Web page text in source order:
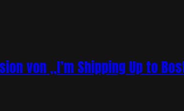
von „I’m Shipping Up to